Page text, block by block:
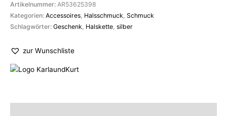
Artikelnummer: AR53625398
Kategorien: Accessoires, Halsschmuck, Schmuck
Schlagwörter: Geschenk, Halskette, silber
zur Wunschliste